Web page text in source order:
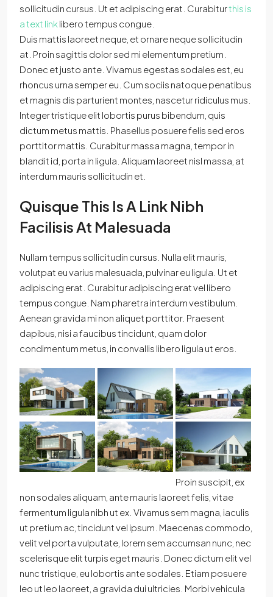
sollicitudin cursus. Ut et adipiscing erat. Curabiturthis is
a text link libero tempus congue.
Duis mattis laoreet neque, et ornare neque sollicitudin
at. Proin sagittis dolor sed mi elementum pretium.
Donec et justo ante. Vivamus egestas sodales est, eu
rhoncus urna semper eu. Cum sociis natoque penatibus
et magnis dis parturient montes, nascetur ridiculus mus.
Integer tristique elit lobortis purus bibendum, quis
dictum metus mattis. Phasellus posuere felis sed eros
porttitor mattis. Curabitur massa magna, tempor in
blandit id, porta in ligula. Aliquam laoreet nisl massa, at
interdum mauris sollicitudin et.
Quisque This Is A Link Nibh
Facilisis At Malesuada
Nullam tempus sollicitudin cursus. Nulla elit mauris,
volutpat eu varius malesuada, pulvinar eu ligula. Ut et
adipiscing erat. Curabitur adipiscing erat vel libero
tempus congue. Nam pharetra interdum vestibulum.
Aenean gravida mi non aliquet porttitor. Praesent
dapibus, nisi a faucibus tincidunt, quam dolor
condimentum metus, in convallis libero ligula ut eros.
Proin suscipit, ex
non sodales aliquam, ante mauris laoreet felis, vitae
fermentum ligula nibh ut ex. Vivamus sem magna, iaculis
ut pretium ac, tincidunt vel ipsum. Maecenas commodo,
velit vel porta vulputate, lorem sem accumsan nunc, nec
scelerisque elit turpis eget mauris. Donec dictum elit vel
nunc tristique, eu lobortis ante sodales. Etiam posuere
leo ut leo laoreet, a gravida dui ultricies. Morbi vehicula